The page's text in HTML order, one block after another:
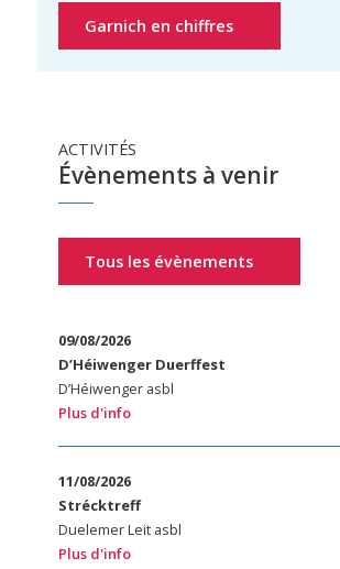
Garnich en chiffres
Évènements à venir
ACTIVITÉS
Tous les évènements
09/08/2026
D’Héiwenger Duerffest
D’Héiwenger asbl
Plus d'info
11/08/2026
Strécktreff
Duelemer Leit asbl
Plus d'info